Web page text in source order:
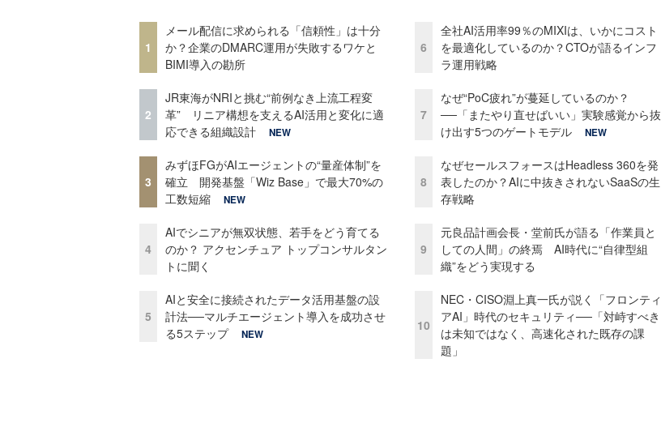
1
メール配信に求められる「信頼性」は十分
か？企業のDMARC運用が失敗するワケと
BIMI導入の勘所
2
JR東海がNRIと挑む“前例なき上流工程変
革” リニア構想を支えるAI活用と変化に適
応できる組織設計
NEW
3
みずほFGがAIエージェントの“量産体制”を
確立 開発基盤「Wiz Base」で最大70%の
工数短縮
NEW
4
AIでシニアが無双状態、若手をどう育てる
のか？ アクセンチュア トップコンサルタン
トに聞く
5
AIと安全に接続されたデータ活用基盤の設
計法──マルチエージェント導入を成功させ
る5ステップ
NEW
6
全社AI活用率99％のMIXIは、いかにコスト
を最適化しているのか？CTOが語るインフ
ラ運用戦略
7
なぜ“PoC疲れ”が蔓延しているのか？
──「またやり直せばいい」実験感覚から抜
け出す5つのゲートモデル
NEW
8
なぜセールスフォースはHeadless 360を発
表したのか？AIに中抜きされないSaaSの生
存戦略
9
元良品計画会長・堂前氏が語る「作業員と
しての人間」の終焉 AI時代に“自律型組
織”をどう実現する
10
NEC・CISO淵上真一氏が説く「フロンティ
アAI」時代のセキュリティ──「対峙すべき
は未知ではなく、高速化された既存の課
題」